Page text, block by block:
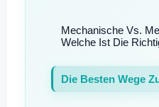
Mechanische Vs.
Welche Ist Die
Die Besten Wege